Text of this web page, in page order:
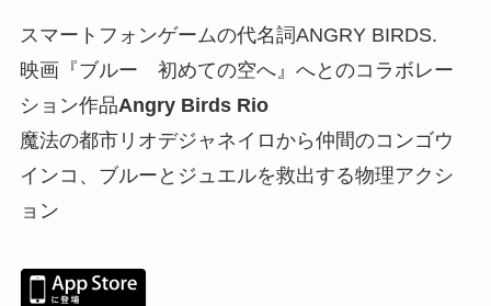
スマートフォンゲームの代名詞ANGRY BIRDS.
映画『ブルー 初めての空へ』へとのコラボレー
ション作品Angry Birds Rio
魔法の都市リオデジャネイロから仲間のコンゴウ
インコ、ブルーとジュエルを救出する物理アクシ
ョン